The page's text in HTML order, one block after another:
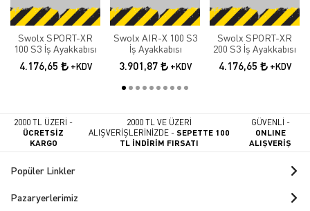
Swolx SPORT-XR
100 S3 İş Ayakkabısı
4.176,65 +KDV
Swolx AIR-X 100 S3
İş Ayakkabısı
3.901,87 +KDV
Swolx SPORT-XR
200 S3 İş Ayakkabısı
4.176,65 +KDV
2000 TL ÜZERİ -
ÜCRETSİZ
KARGO
2000 TL VE ÜZERİ
ALIŞVERİŞLERİNİZDE -SEPETTE 100
TL İNDİRİM FIRSATI
GÜVENLİ -
ONLINE
ALIŞVERİŞ
Popüler Linkler
Pazaryerlerimiz